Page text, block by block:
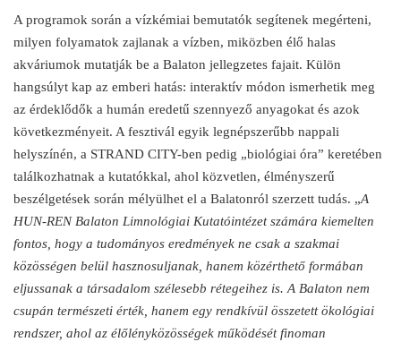
A programok során a vízkémiai bemutatók segítenek megérteni,
milyen folyamatok zajlanak a vízben, miközben élő halas
akváriumok mutatják be a Balaton jellegzetes fajait. Külön
hangsúlyt kap az emberi hatás: interaktív módon ismerhetik meg
az érdeklődők a humán eredetű szennyező anyagokat és azok
következményeit. A fesztivál egyik legnépszerűbb nappali
helyszínén, a STRAND CITY-ben pedig „biológiai óra” keretében
találkozhatnak a kutatókkal, ahol közvetlen, élményszerű
beszélgetések során mélyülhet el a Balatonról szerzett tudás. „A
HUN-REN Balaton Limnológiai Kutatóintézet számára kiemelten
fontos, hogy a tudományos eredmények ne csak a szakmai
közösségen belül hasznosuljanak, hanem közérthető formában
eljussanak a társadalom szélesebb rétegeihez is. A Balaton nem
csupán természeti érték, hanem egy rendkívül összetett ökológiai
rendszer, ahol az élőlényközösségek működését finoman